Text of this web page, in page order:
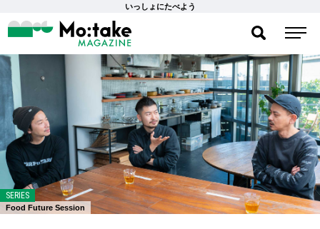
いっしょにたべよう
SERIES
Food Future Session